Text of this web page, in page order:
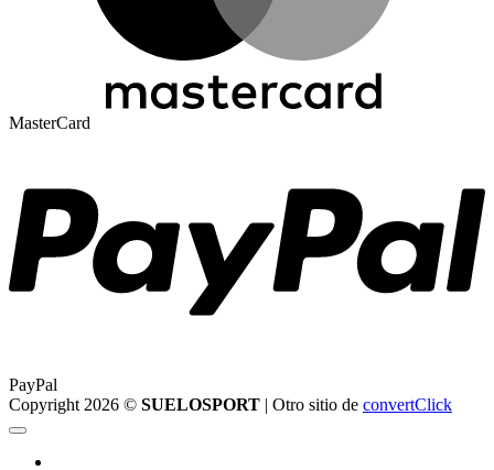
MasterCard
PayPal
Copyright 2026 © SUELOSPORT | Otro sitio de convertClick